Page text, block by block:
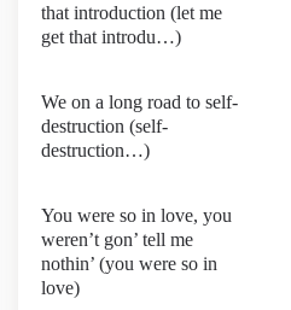
that introduction (let me
get that introdu…)
We on a long road to self-
destruction (self-
destruction…)
You were so in love, you
weren’t gon’ tell me
nothin’ (you were so in
love)